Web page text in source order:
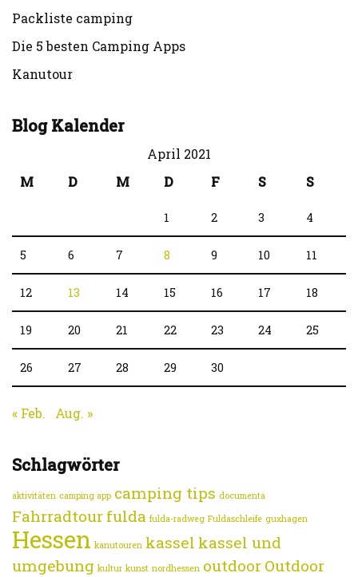
Packliste camping
Die 5 besten Camping Apps
Kanutour
Blog Kalender
April 2021
M
D M D F S S
1 2 3 4
5 6 7 8 9 10 11
12 13 14 15 16 17 18
19 20 21 22 23 24 25
26 27 28 29 30
« Feb. Aug. »
Schlagwörter
aktivitäten camping app camping tips documenta
Fahrradtour fulda fulda-radweg Fuldaschleife guxhagen
Hessen kanutouren kassel kassel und
umgebung kultur kunst nordhessen outdoor Outdoor